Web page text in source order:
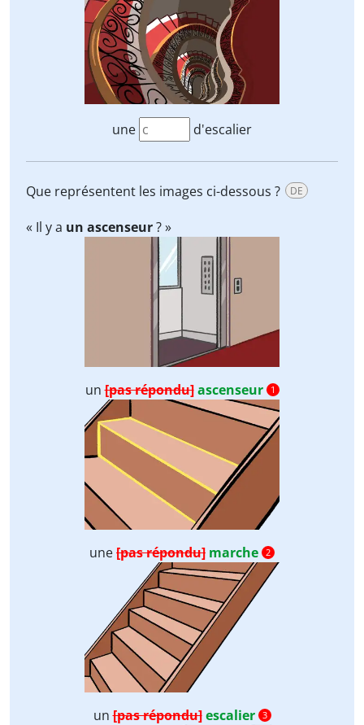
une d'escalier
Que représentent les images ci-dessous ? DE
« Il y a un ascenseur? »
un[pas répondu] ascenseur 1
une[pas répondu] marche 2
un[pas répondu] escalier 3